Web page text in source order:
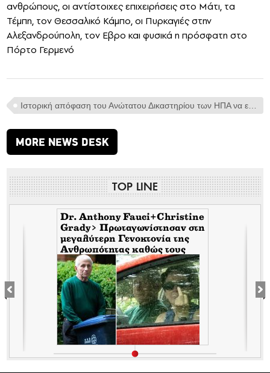
ανθρώπους, οι αντίστοιχες επιχειρήσεις στο Μάτι, τα
Τέμπη, τον Θεσσαλικό Κάμπο, οι Πυρκαγιές στην
Αλεξανδρούπολη, τον Εβρο και φυσικά η πρόσφατη στο
Πόρτο Γερμενό
MORE NEWS DESK
TOP LINE
Dr. Anthony Fauci+Christine
Grady> Πρωταγωνίστησαν στη
μεγαλύτερη Γενοκτονία της
Ανθρωπότητας καθώς τους
κάλυπταν οι μηντιακές
ερπύστριες του deep state.
Τώρα η σύζυγος υψώνει το
δάχτυλο στους φωτορεπόρτερ